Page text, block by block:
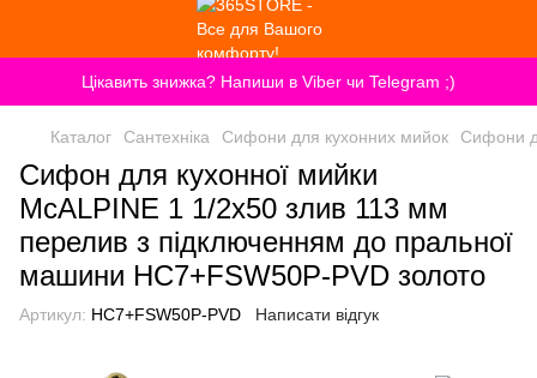
Цікавить знижка? Напиши в Viber чи Telegram ;)
Каталог Сантехніка Сифони для кухонних мийок Сифони
Сифон для кухонної мийки
McALPINE 1 1/2х50 злив 113 мм
перелив з підключенням до пральної
машини HC7+FSW50P-PVD золото
Артикул: HC7+FSW50P-PVD Написати відгук